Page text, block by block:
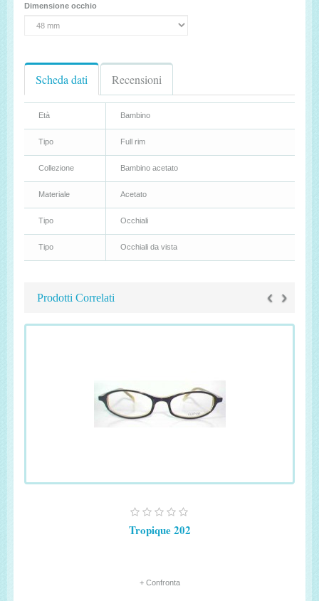
Dimensione occhio
Scheda dati Recensioni
Età Bambino
Tipo Full rim
Collezione Bambino acetato
Materiale Acetato
Tipo Occhiali
Tipo Occhiali da vista
Prodotti Correlati ‹ ›
Tropique 202
+ Confronta